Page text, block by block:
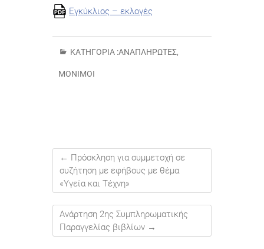
Εγκύκλιος – εκλογές
ΚΑΤΗΓΟΡΊΑ :ΑΝΑΠΛΗΡΩΤΈΣ,
ΜΌΝΙΜΟΙ
← Πρόσκληση για συμμετοχή σε
συζήτηση με εφήβους με θέμα
«Υγεία και Τέχνη»
Ανάρτηση 2ης Συμπληρωματικής
Παραγγελίας βιβλίων →